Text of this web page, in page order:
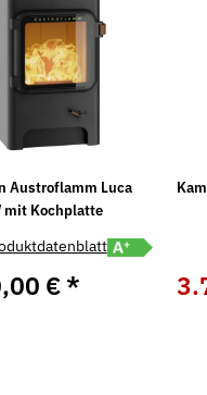
Austroflamm Luca
mit Kochplatte
Energielabel
€ *